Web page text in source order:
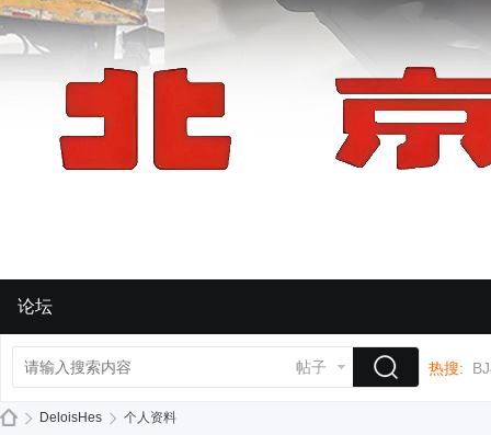
论坛
帖子 热搜:
DeloisHes 个人资料